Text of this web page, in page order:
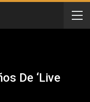
De ‘Live